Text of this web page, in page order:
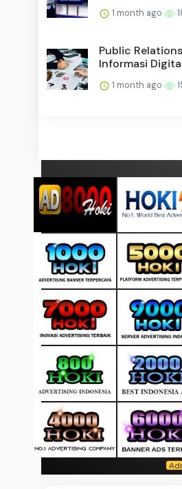
1 month ago
Public
Informasi
1 month ago